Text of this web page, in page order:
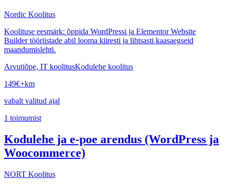
Nordic Koolitus
Koolituse eesmärk: õppida WordPressi ja Elementor Website
Builder tööriistade abil looma kiiresti ja lihtsasti kaasaegseid
maandumislehti.
Arvutiõpe, IT koolitusKodulehe koolitus
149€+km
vabalt valitud ajal
1 toimumist
Kodulehe ja e-poe arendus (WordPress ja
Woocommerce)
NORT Koolitus